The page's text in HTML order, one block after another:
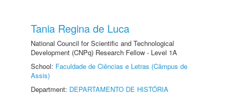
Tania Regina de Luca
National Council for Scientific and Technological
Development (CNPq) Research Fellow - Level 1A
School: Faculdade de Ciências e Letras (Câmpus de
Assis)
Department: DEPARTAMENTO DE HISTÓRIA